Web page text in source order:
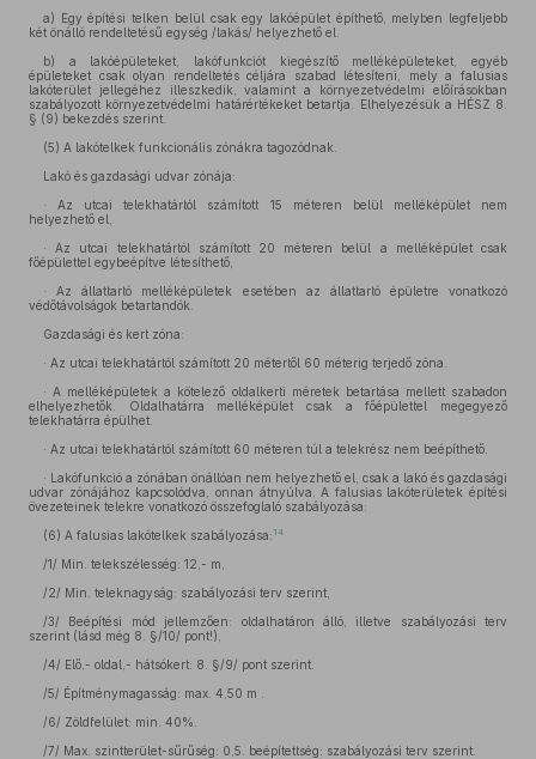
a) Egy építési telken belül csak egy lakóépület építhető, melyben legfeljebb
két önálló rendeltetésű egység /lakás/ helyezhető el.
b) a lakóépületeket, lakófunkciót kiegészítő melléképületeket, egyéb
épületeket csak olyan rendeltetés céljára szabad létesíteni, mely a falusias
lakóterület jellegéhez illeszkedik, valamint a környezetvédelmi előírásokban
szabályozott környezetvédelmi határértékeket betartja. Elhelyezésük a HÉSZ 8.
§ (9) bekezdés szerint.
(5) A lakótelkek funkcionális zónákra tagozódnak.
Lakó és gazdasági udvar zónája:
· Az utcai telekhatártól számított 15 méteren belül melléképület nem
helyezhető el,
· Az utcai telekhatártól számított 20 méteren belül a melléképület csak
főépülettel egybeépítve létesíthető,
· Az állattartó melléképületek esetében az állattartó épületre vonatkozó
védőtávolságok betartandók.
Gazdasági és kert zóna:
· Az utcai telekhatártól számított 20 métertől 60 méterig terjedő zóna.
· A melléképületek a kötelező oldalkerti méretek betartása mellett szabadon
elhelyezhetők. Oldalhatárra melléképület csak a főépülettel megegyező
telekhatárra épülhet.
· Az utcai telekhatártól számított 60 méteren túl a telekrész nem beépíthető.
· Lakófunkció a zónában önállóan nem helyezhető el, csak a lakó és gazdasági
udvar zónájához kapcsolódva, onnan átnyúlva. A falusias lakóterületek építési
övezeteinek telekre vonatkozó összefoglaló szabályozása:
(6) A falusias lakótelkek szabályozása: 14
/1/ Min. telekszélesség: 12,- m,
/2/ Min. teleknagyság: szabályozási terv szerint,
/3/ Beépítési mód jellemzően: oldalhatáron álló, illetve szabályozási terv
szerint (lásd még 8. §/10/ pont!),
/4/ Elő,- oldal,- hátsókert: 8. §/9/ pont szerint.
/5/ Építménymagasság: max. 4,50 m .
/6/ Zöldfelület: min. 40%.
/7/ Max. szintterület-sűrűség: 0,5. beépítettség: szabályozási terv szerint.